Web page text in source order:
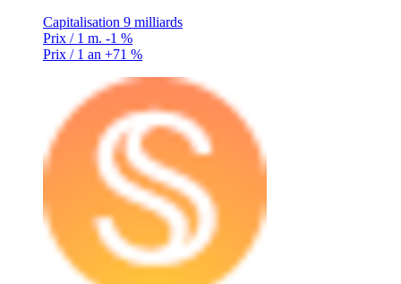
Capitalisation 9 milliards
Prix / 1 m. -1 %
Prix / 1 an +71 %